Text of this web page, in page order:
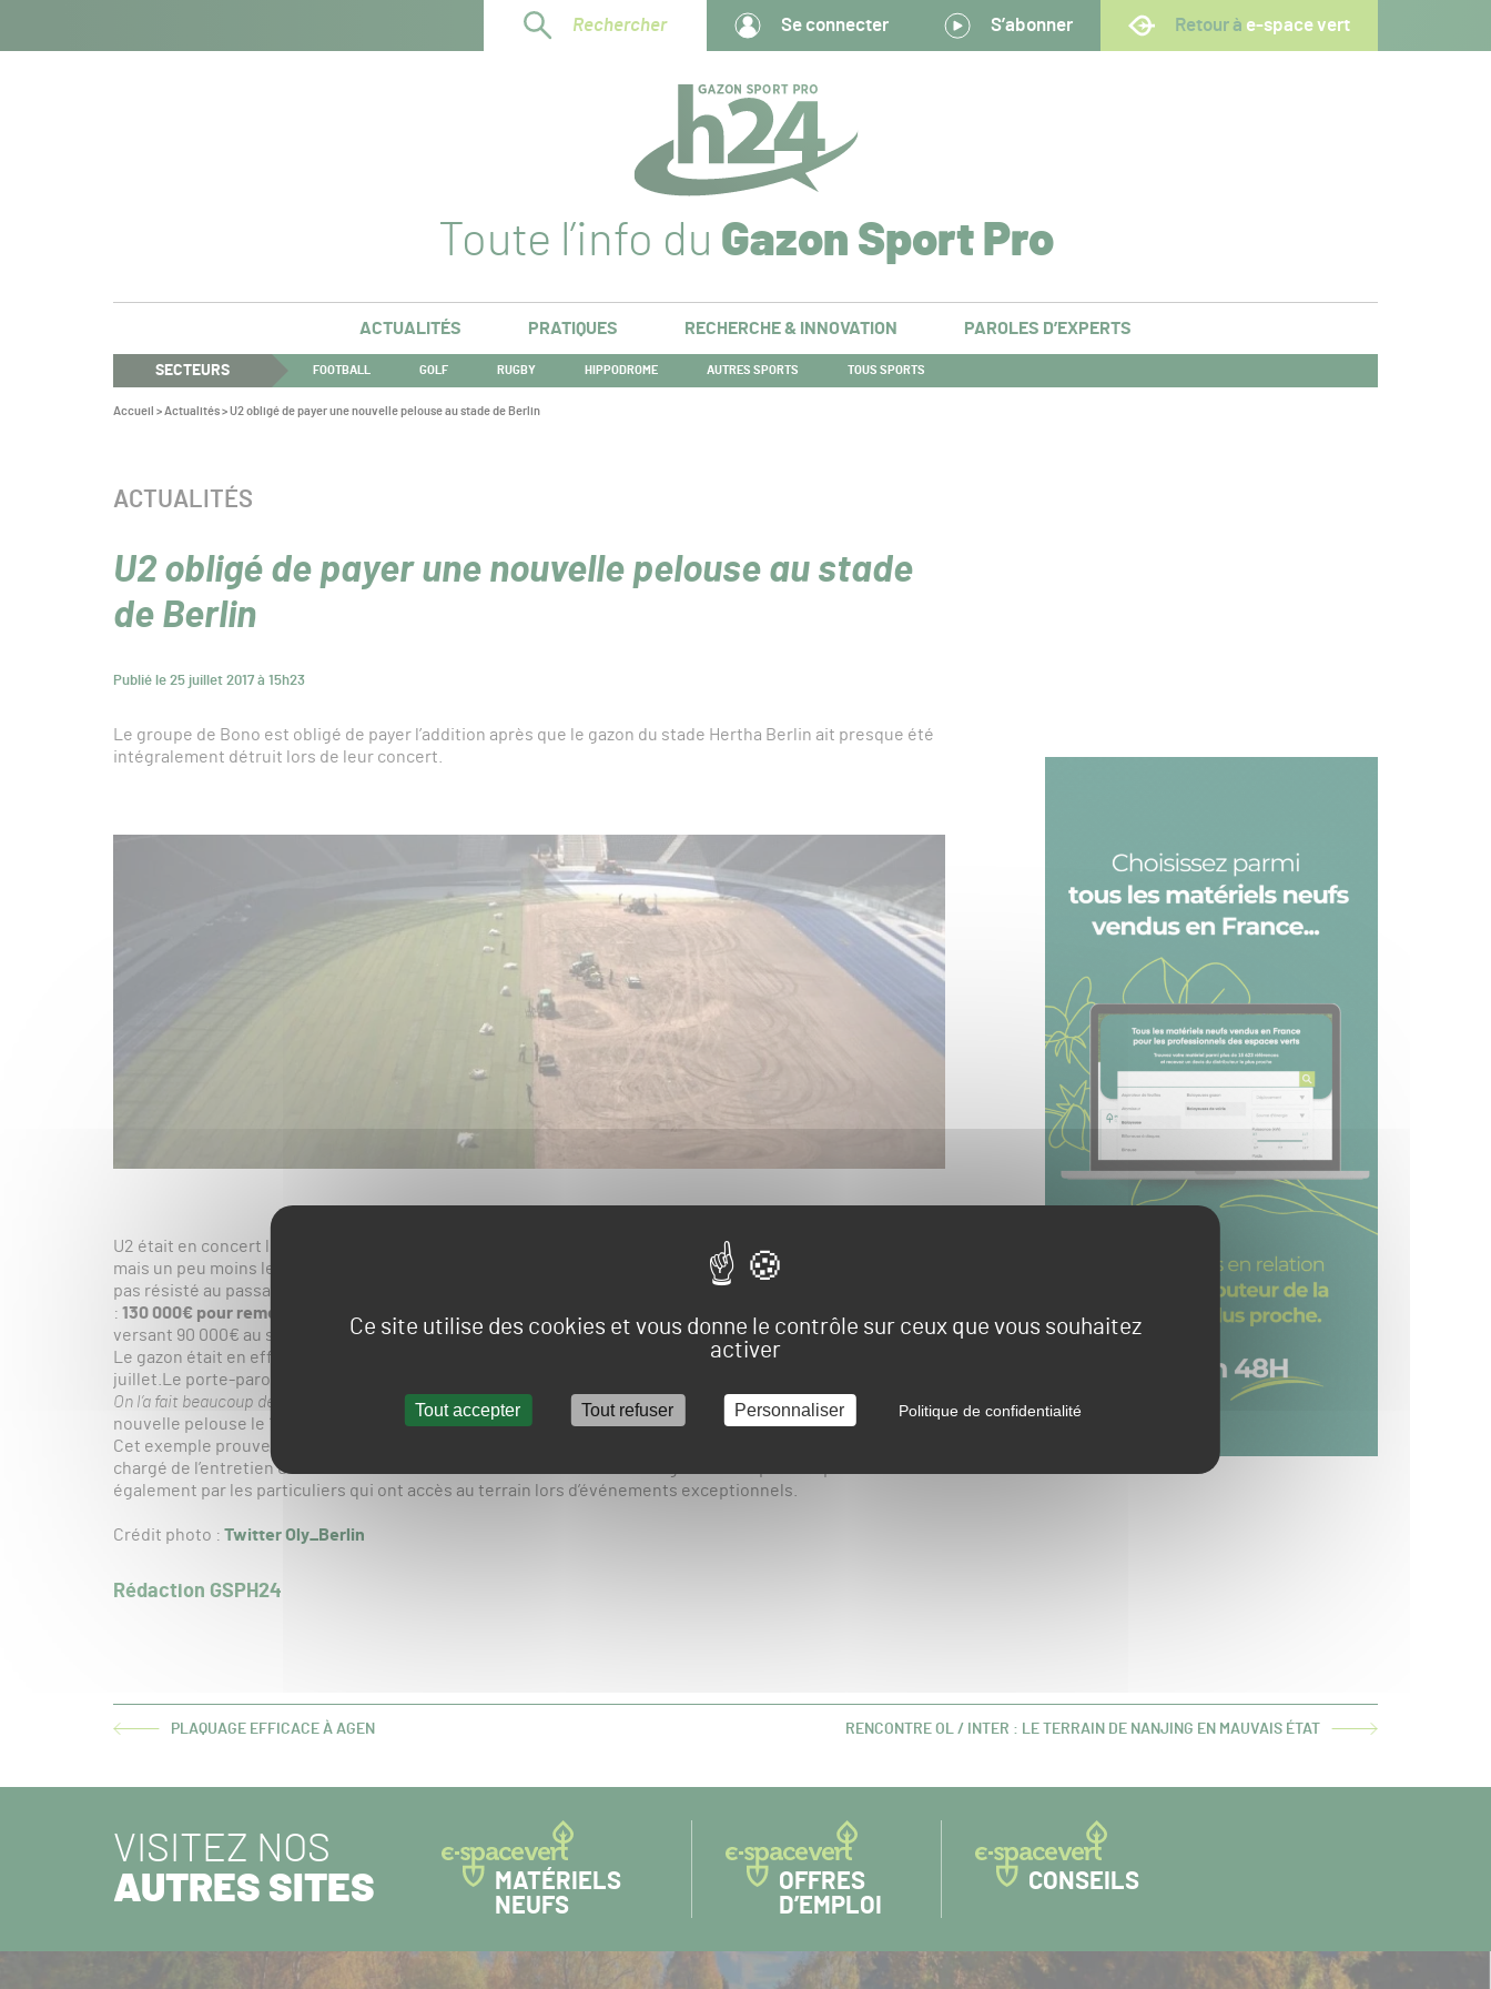
Ce site utilise des cookies et vous donne le contrôle sur ceux que vous souhaitez
activer
Tout accepter Tout refuser Personnaliser Politique de confidentialité
Rechercher Se connecter S’abonner Retour à e-space vert
Toute l’info du Gazon Sport Pro
ACTUALITÉS PRATIQUES RECHERCHE & INNOVATION PAROLES D’EXPERTS
SECTEURS FOOTBALL GOLF RUGBY HIPPODROME AUTRES SPORTS TOUS SPORTS
Vous
Accueil >Actualités>U2 obligé de payer une nouvelle pelouse au stade de Berlin
U2 obligé de payer une nouvelle pelouse au stade
de Berlin
Publié le 25 juillet 2017 à 15h23
CATÉGORIE :
ACTUALITÉS
Le groupe de Bono est obligé de payer l’addition après que le gazon du stade Hertha Berlin ait presque été
intégralement détruit lors de leur concert.
U2 était en concert le 12 juillet à Berlin dans le stade olympique de la ville, un show qui a ravi les allemands
mais un peu moins les intendants chargé de l’entretien du gazon. En effet, la pelouse du Hertha Berlin n’a
pas résisté au passage des interprètes de « With or Without You » et de leurs fans. Montant des dommages
: 130 000€ pour remettre le terrain en état
versant 90 000€ au stade.
Le gazon était en effet impraticable alors qu’un match doit s’ydérouler entre Hertha Berlin et Liverpool le 29
juillet.Le porte-parole du stade Christoph Meyer a précisé : »
On l’a fait beaucoup de fois, parfois même seulement un jour avant le match
. » La société Peiffera deposé une
nouvelle pelouse le 19 juillet comme vous pouvez le voir sur levisuelqui illustrecet article.
Cet exemple prouve bien la complexité de la gestion des calendriers des stades. Les professionnels
chargé de l’entretien doivent ainsi non seulement faire face aux dommages causés par les sportifs mais
également par les particuliers qui ont accès au terrain lors d’événements exceptionnels.
Crédit photo : Twitter Oly_Berlin
Rédaction GSPH24
ARTICLEPLAQUAGE EFFICACE À AGEN
ARTICLE
RENCONTRE OL / INTER : LE TERRAIN DE NANJING EN MAUVAIS ÉTAT
VISITEZ NOS
AUTRES SITES
MATÉRIELS
NEUFS
OFFRES
D’EMPLOI
CONSEILS